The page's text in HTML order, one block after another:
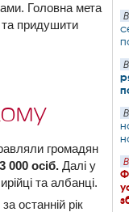
Головна мета
та придушити
громадян
000 осіб. Далі у
та албанці.
за останній рік